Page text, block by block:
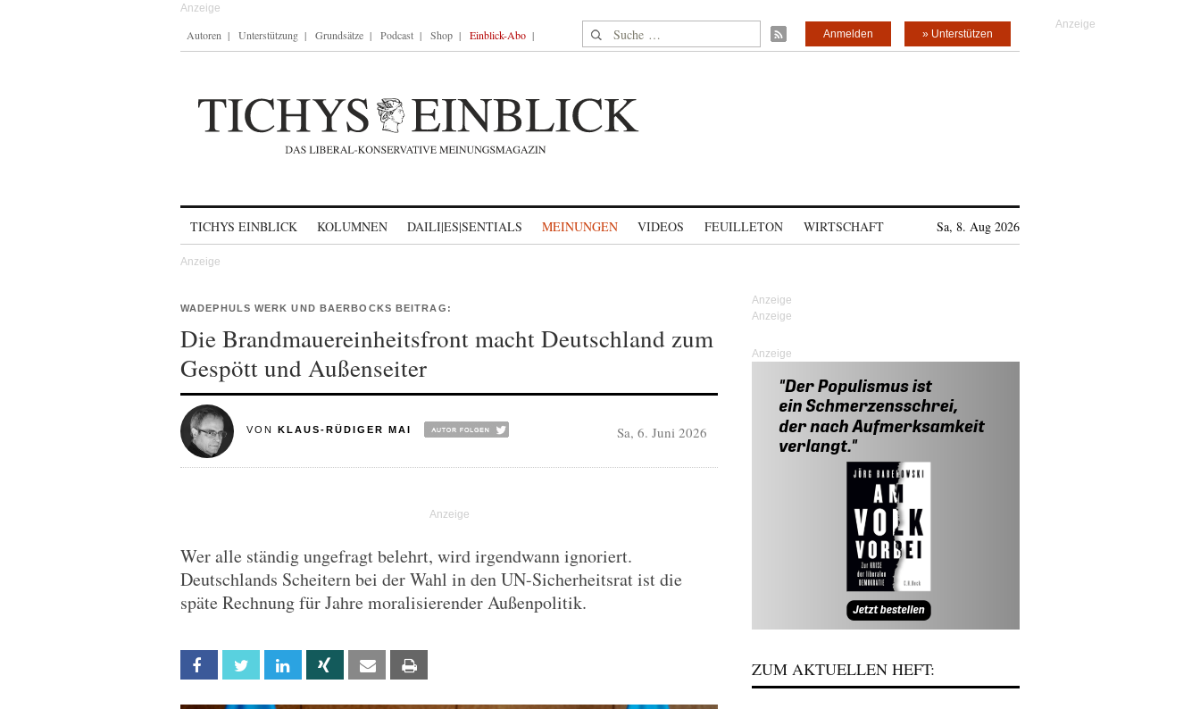
Autoren Unterstützung Grundsätze Podcast Shop Einblick-Abo Suche nach: » Unterstützen
Anmelden
TICHYS EINBLICK KOLUMNEN DAILI|ES|SENTIALS MEINUNGEN VIDEOS FEUILLETON WIRTSCHAFT Sa, 8. Aug 2026
WADEPHULS WERK UND BAERBOCKS BEITRAG:
Die Brandmauereinheitsfront macht Deutschland zum
Gespött und Außenseiter
VON KLAUS-RÜDIGER MAI Sa, 6. Juni 2026
Wer alle ständig ungefragt belehrt, wird irgendwann ignoriert.
Deutschlands Scheitern bei der Wahl in den UN-Sicherheitsrat ist die
späte Rechnung für Jahre moralisierender Außenpolitik.
Facebook Twitter Linkedin Xing Email
Anzeige
ZUM AKTUELLEN HEFT: